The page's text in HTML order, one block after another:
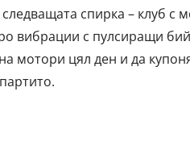
спирка – клуб с
вибрации с пулсиращи
мотори цял ден и да